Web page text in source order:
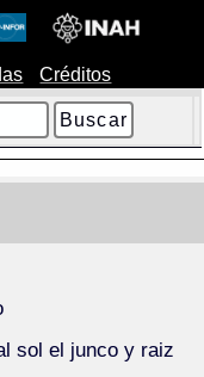
Créditos
sol el junco y raiz